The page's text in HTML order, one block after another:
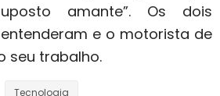
amante”. Os dois
e o motorista de
seu trabalho.
Tecnologia